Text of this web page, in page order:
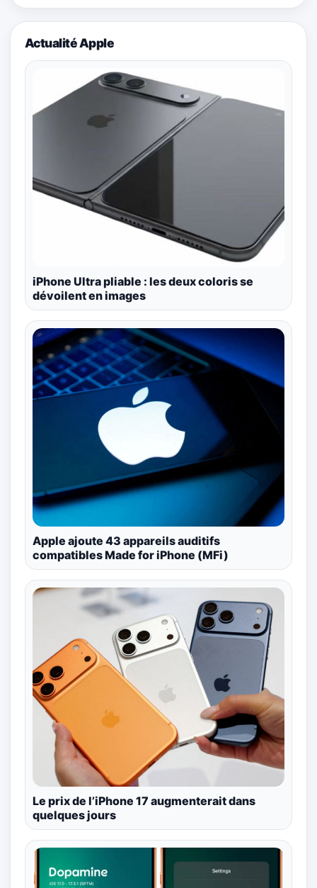
Actualité Apple
iPhone Ultra pliable : les deux coloris se
dévoilent en images
Apple ajoute 43 appareils auditifs
compatibles Made for iPhone (MFi)
Le prix de l’iPhone 17 augmenterait dans
quelques jours